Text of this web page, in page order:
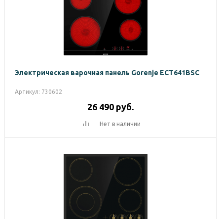
Электрическая варочная панель Gorenje ECT641BSC
Артикул: 730602
26 490 руб.
Нет в наличии